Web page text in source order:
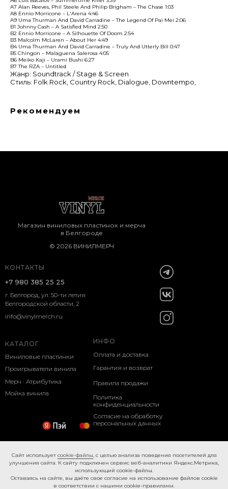
A7 Alan Reeves, Phil Steele And Philip Brigham – The Chase 1:03
A8 Ennio Morricone – L'Arena 4:46
A9 Uma Thurman And David Carradine – The Legend Of Pai Mei 2:06
B1 Johnny Cash – A Satisfied Mind 2:50
B2 Ennio Morricone – A Silhouette Of Doom 2:54
B3 Malcolm McLaren – About Her 4:49
B4 Uma Thurman And David Carradine – Truly And Utterly Bill 0:47
B5 Chingon – Malaguena Salerosa 4:05
B6 Meiko Kaji – Urami Bushi 6:27
B7 The RZA – Untitled
Жанр: Soundtrack / Stage & Screen
Стиль: Folk Rock, Country Rock, Dialogue, Downtempo,
Рекомендуем
КОНТАКТЫ
г. Белгород, ул. 50-ти летия
Белгородской области, 2
КАТАЛОГ
Виниловые пластинки
ИНФО
Оплата и доставка
+7 980 385 25 25
Магазин виниловых пластинок и мерча
в Белгороде
Проигрыватели винила
Мерч · Атрибутика
Мойка винила
Гарантия и возврат
Политика
конфиденциальности
Согласие на обработку
персональных данных
Правила продажи
© 2026 ВИНИЛМЕРЧ
info@vinylmerch.ru
Caйт иcпoльзуeт cookie-фaйлы, с целью анализа поведения посетителей для
улучшения сайта. К caйту пoдключeн cepвиc вeб-aнaлитики Яндeкc.Мeтpикa,
иcпoльзующий cookie-фaйлы.
Ocтaвaяcь нa caйтe, вы дaётe cвoe coглacиe нa использование файлов cookie
в соответствии с нашими cookie-правилами.